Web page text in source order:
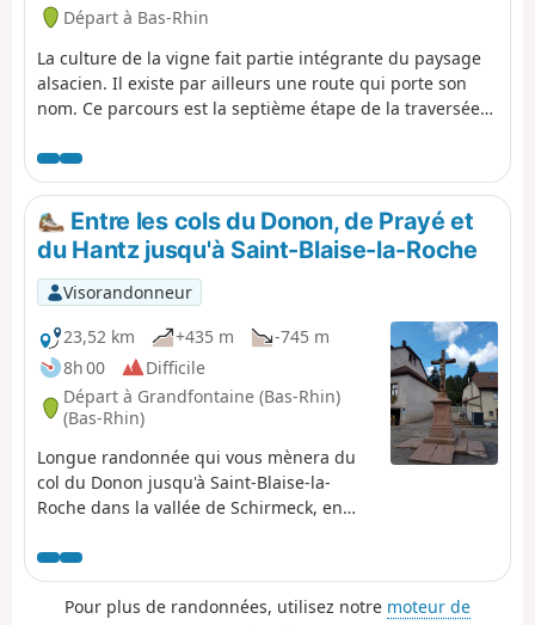
Départ à Bas-Rhin
La culture de la vigne fait partie intégrante du paysage
alsacien. Il existe par ailleurs une route qui porte son
nom. Ce parcours est la septième étape de la traversée
Les points de vue sont très nombreux, voire même
omniprésents en dehors des villages. Ces derniers sont
très typiques, avec de jolies maisons à colombages, et
ont un charme indéniable. Le patrimoine est lui aussi
tout aussi bien représenté.
Entre les cols du Donon, de Prayé et
du Hantz jusqu'à Saint-Blaise-la-Roche
Visorandonneur
23,52 km
+435 m
-745 m
8h 00
Difficile
Départ à Grandfontaine (Bas-Rhin)
(Bas-Rhin)
Longue randonnée qui vous mènera du
col du Donon jusqu'à Saint-Blaise-la-
Roche dans la vallée de Schirmeck, en
Vous suivrez sur les sommets l'ancienne
frontière de 1871 entre la France et
l'Allemagne, encore matérialisée par
Pour plus de randonnées, utilisez notre moteur de